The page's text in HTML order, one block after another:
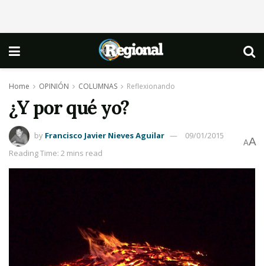
Home OPINIÓN COLUMNAS Reflexionando
¿Y por qué yo?
by Francisco Javier Nieves Aguilar
09/01/2015
Reading Time: 2 mins read
AA